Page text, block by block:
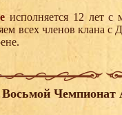
исполняется 12 лет с
всех членов клана с
Восьмой